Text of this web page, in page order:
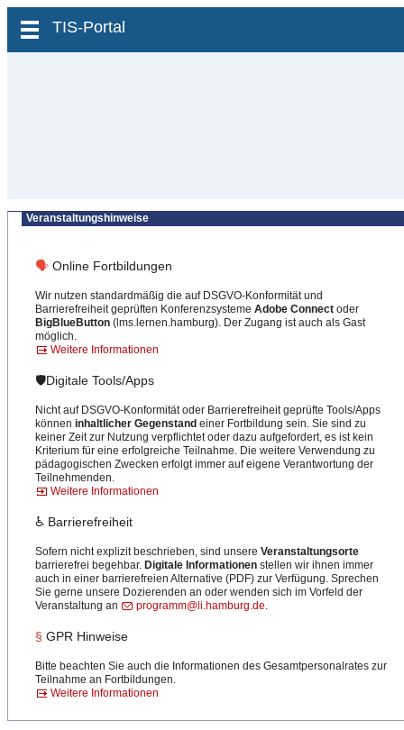
zum Inhalt wechseln
TIS-Portal
Veranstaltungshinweise
🗣 Online Fortbildungen
Wir nutzen standardmäßig die auf DSGVO-Konformität und
Barrierefreiheit geprüften Konferenzsysteme Adobe Connect oder
BigBlueButton (lms.lernen.hamburg). Der Zugang ist auch als Gast
möglich.
Weitere Informationen
🛡️Digitale Tools/Apps
Nicht auf DSGVO-Konformität oder Barrierefreiheit geprüfte Tools/Apps
können inhaltlicher Gegenstand einer Fortbildung sein. Sie sind zu
keiner Zeit zur Nutzung verpflichtet oder dazu aufgefordert, es ist kein
Kriterium für eine erfolgreiche Teilnahme. Die weitere Verwendung zu
pädagogischen Zwecken erfolgt immer auf eigene Verantwortung der
Teilnehmenden.
Weitere Informationen
♿ Barrierefreiheit
Sofern nicht explizit beschrieben, sind unsere Veranstaltungsorte
barrierefrei begehbar. Digitale Informationen stellen wir ihnen immer
auch in einer barrierefreien Alternative (PDF) zur Verfügung. Sprechen
Sie gerne unsere Dozierenden an oder wenden sich im Vorfeld der
Veranstaltung an
programm@li.hamburg.de.
§ GPR Hinweise
Bitte beachten Sie auch die Informationen des Gesamtpersonalrates zur
Teilnahme an Fortbildungen.
Weitere Informationen